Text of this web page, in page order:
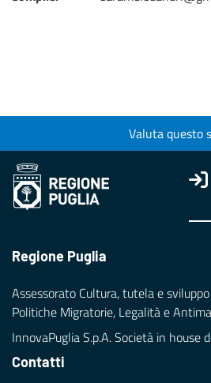
Valuta questo
Regione Puglia
Assessorato Cultura, tutela e
Politiche Migratorie, Legalità e
InnovaPuglia S.p.A. Società in house
Contatti